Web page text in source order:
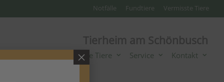
Notfälle Fundtiere Vermisste Tiere
Unsere Tiere Service Kontakt
×